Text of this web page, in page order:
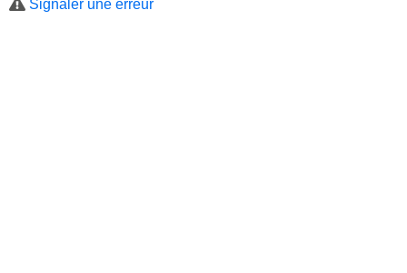
Signaler une erreur